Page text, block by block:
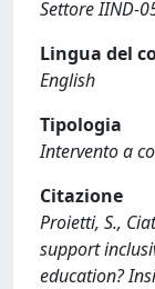
Settore IIND-
Lingua del
English
Tipologia
Intervento a
Citazione
Proietti, S.,
support
education?